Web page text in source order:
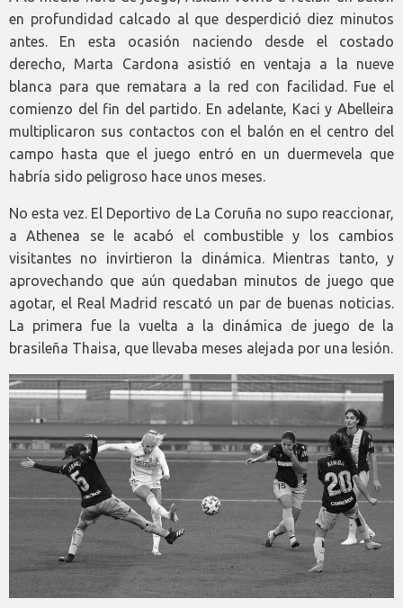
en profundidad calcado al que desperdició diez minutos
antes. En esta ocasión naciendo desde el costado
derecho, Marta Cardona asistió en ventaja a la nueve
blanca para que rematara a la red con facilidad. Fue el
comienzo del fin del partido. En adelante, Kaci y Abelleira
multiplicaron sus contactos con el balón en el centro del
campo hasta que el juego entró en un duermevela que
habría sido peligroso hace unos meses.
No esta vez. El Deportivo de La Coruña no supo reaccionar,
a Athenea se le acabó el combustible y los cambios
visitantes no invirtieron la dinámica. Mientras tanto, y
aprovechando que aún quedaban minutos de juego que
agotar, el Real Madrid rescató un par de buenas noticias.
La primera fue la vuelta a la dinámica de juego de la
brasileña Thaisa, que llevaba meses alejada por una lesión.